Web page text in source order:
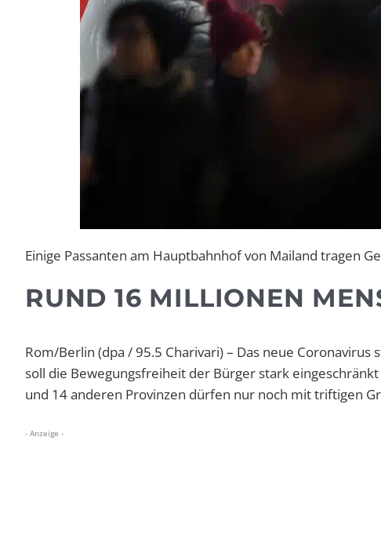
Einige Passanten am Hauptbahnhof von Mailand tragen
RUND 16 MILLIONEN
Rom/Berlin (dpa / 95.5 Charivari) – Das neue
soll die Bewegungsfreiheit der Bürger stark
und 14 anderen Provinzen dürfen nur noch mit triftigen
- Anzeige -